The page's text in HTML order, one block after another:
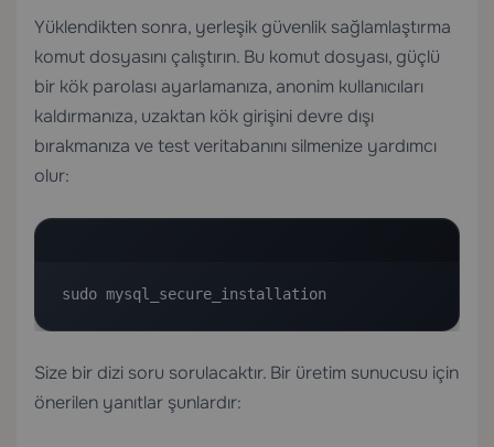
Yüklendikten sonra, yerleşik güvenlik sağlamlaştırma
komut dosyasını çalıştırın. Bu komut dosyası, güçlü
bir kök parolası ayarlamanıza, anonim kullanıcıları
kaldırmanıza, uzaktan kök girişini devre dışı
bırakmanıza ve test veritabanını silmenize yardımcı
olur:
sudo mysql_secure_installation
Size bir dizi soru sorulacaktır. Bir üretim sunucusu için
önerilen yanıtlar şunlardır: